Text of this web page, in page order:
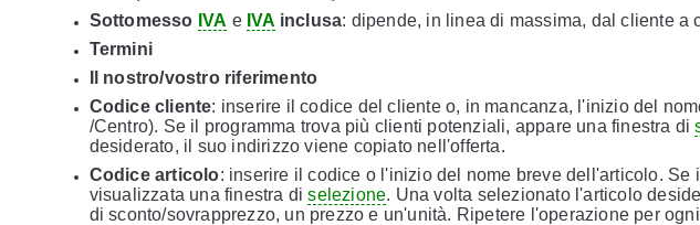
Sottomesso IVA e IVA inclusa: dipende, in linea di massima, dal cliente a
Termini
Il nostro/vostro riferimento
Codice cliente: inserire il codice del cliente o, in mancanza, l'inizio del
/Centro). Se il programma trova più clienti potenziali, appare una finestra di
desiderato, il suo indirizzo viene copiato nell'offerta.
Codice articolo: inserire il codice o l'inizio del nome breve dell'articolo. Se
visualizzata una finestra diselezione. Una volta selezionato l'articolo
di sconto/sovrapprezzo, un prezzo e un'unità. Ripetere l'operazione per